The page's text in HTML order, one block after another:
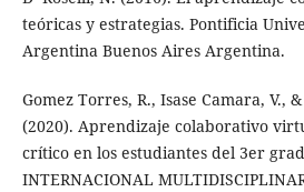
teóricas y estrategias. Pontificia
Argentina Buenos Aires Argentina.
Gomez Torres, R., Isase Camara, V.,
(2020). Aprendizaje colaborativo
crítico en los estudiantes del 3er
INTERNACIONAL